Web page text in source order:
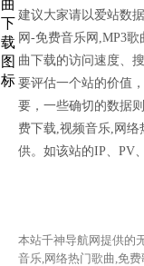
建议大家请以爱站数
网-免费音乐网,MP3
曲下载的访问速度、
要评估一个站的价值
要，一些确切的数据
费下载,视频音乐,网
供。如该站的IP、PV
本站千神导航网提供的
音乐,网络热门歌曲,免